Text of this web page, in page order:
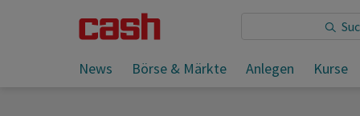
News Börse & Märkte Anlegen Kurse
Sie lesen: